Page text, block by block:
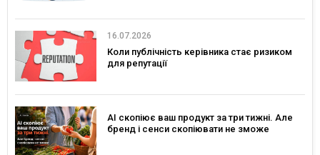
16.07.2026
Коли публічність керівника стає ризиком
для репутації
AI скопіює ваш продукт за три тижні. Але
бренд і сенси скопіювати не зможе